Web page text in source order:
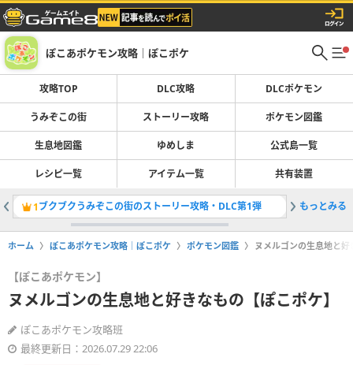
ぽこあポケモン攻略｜ぽこポケ
攻略TOP DLC攻略 DLCポケモン
うみぞこの街 ストーリー攻略 ポケモン図鑑
生息地図鑑 ゆめしま 公式島一覧
レシピ一覧 アイテム一覧 共有装置
1ブクブクうみぞこの街のストーリー攻略・DLC第1弾 2DLCの
もっとみる
ホーム ぽこあポケモン攻略｜ぽこポケ ポケモン図鑑 ヌメルゴンの生息地と
【ぽこあポケモン】
ヌメルゴンの生息地と好きなもの【ぽこポケ】
ぽこあポケモン攻略班
最終更新日：2026.07.29 22:06